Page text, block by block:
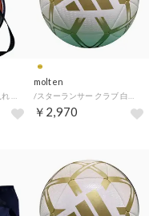
molten
￥2,970